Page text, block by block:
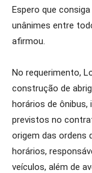
Espero que
unânimes entre
afirmou.
No requerimento,
construção de
horários de ônibus,
previstos no
origem das ordens
horários,
veículos, além de